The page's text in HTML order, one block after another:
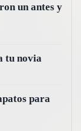
un antes y
tu novia
para